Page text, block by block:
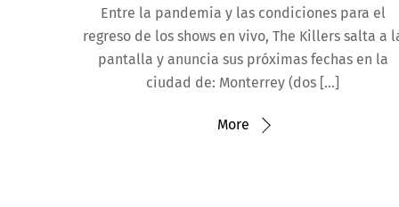
Entre la pandemia y las condiciones para el
regreso de los shows en vivo, The Killers salta a
pantalla y anuncia sus próximas fechas en la
ciudad de: Monterrey (dos […]
More